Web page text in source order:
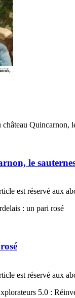
le
est réservé aux
est réservé aux